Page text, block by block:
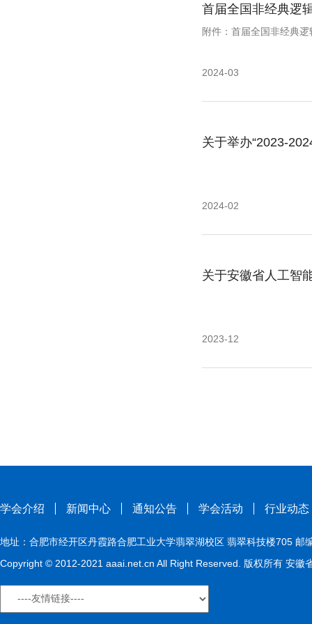
首届全国非经典逻
附件：首届全国非经典
2024-03
关于举办“2023-
2024-02
关于安徽省人工智
2023-12
学会介绍 新闻中心 通知公告 学会活动 行业动态
地址：合肥市经开区丹霞路合肥工业大学翡翠湖校区 翡翠科技楼705
Copyright © 2012-2021 aaai.net.cn All Right Reserved. 版权所有 安徽